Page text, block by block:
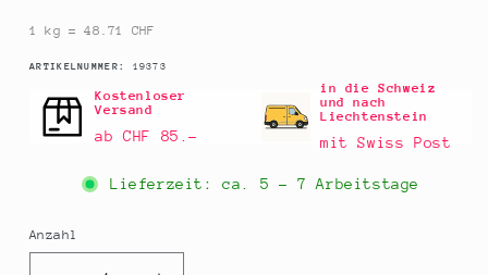
1 kg = 48.71 CHF
ARTIKELNUMMER: SKU:
19373
Kostenloser
Versand
ab CHF 85.–
in die Schweiz
und nach
Liechtenstein
mit Swiss Post
Lieferzeit: ca. 5 - 7 Arbeitstage
Anzahl
Anzahl